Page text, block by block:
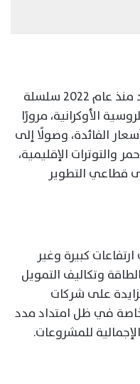
وقال داكر عبد اللاه إن العالم شهد منذ عام 2022 سلسلة
الأوكرانية، مرورًا
الفائدة، وصولًا إلى
والتوترات الإقليمية،
قطاعي التطوير
كبيرة وغير
وتكاليف التمويل
على شركات
خاصة في ظل امتداد مدد
للمشروعات.